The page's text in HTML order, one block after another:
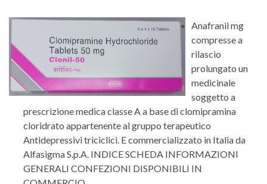
Anafranil mg
compresse a
rilascio
prolungato un
medicinale
soggetto a
prescrizione medica classe A a base di clomipramina
cloridrato appartenente al gruppo terapeutico
Antidepressivi triciclici. E commercializzato in Italia da
Alfasigma S.p.A. INDICE SCHEDA INFORMAZIONI
GENERALI CONFEZIONI DISPONIBILI IN